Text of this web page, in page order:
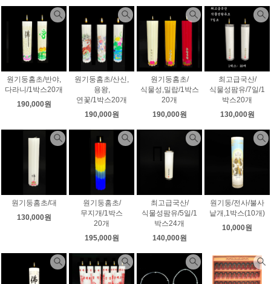
원기둥홈초/반야,
다라니/1박스20개
190,000원
원기둥홈초/산신,
용왕,
연꽃/1박스20개
190,000원
원기둥홈초/
식물성,밀랍/1박스
20개
190,000원
최고급국산/
식물성팜유/7일/1
박스20개
130,000원
원기둥홈초/대
130,000원
원기둥홈초/
무지개/1박스
20개
195,000원
최고급국산/
식물성팜유/5일/1
박스24개
140,000원
원기둥/전사/불사
낱개,1박스(10개)
10,000원